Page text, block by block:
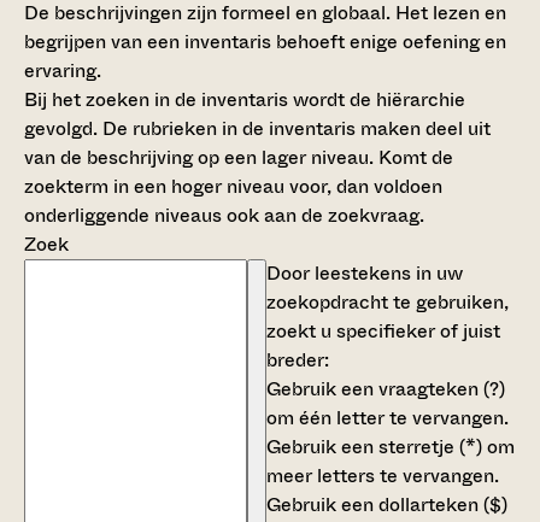
De beschrijvingen zijn formeel en globaal. Het lezen en
begrijpen van een inventaris behoeft enige oefening en
ervaring.
Bij het zoeken in de inventaris wordt de hiërarchie
gevolgd. De rubrieken in de inventaris maken deel uit
van de beschrijving op een lager niveau. Komt de
zoekterm in een hoger niveau voor, dan voldoen
onderliggende niveaus ook aan de zoekvraag.
Zoek
Door leestekens in uw
zoekopdracht te gebruiken,
zoekt u specifieker of juist
breder:
Gebruik eenvraagteken (?)
om één letter te vervangen.
Gebruik eensterretje (*)om
meer letters te vervangen.
Gebruik eendollarteken ($)